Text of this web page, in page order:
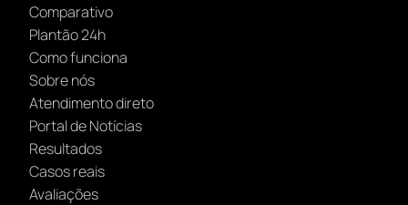
Comparativo
Plantão 24h
Como funciona
Sobre nós
Atendimento direto
Portal de Notícias
Resultados
Casos reais
Avaliações